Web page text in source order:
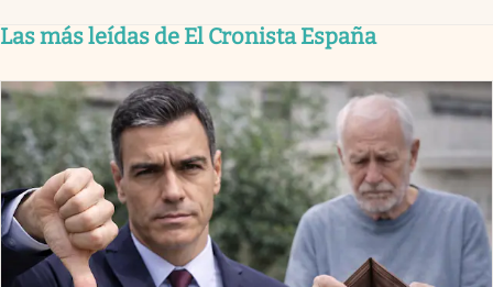
Las más leídas de El Cronista España